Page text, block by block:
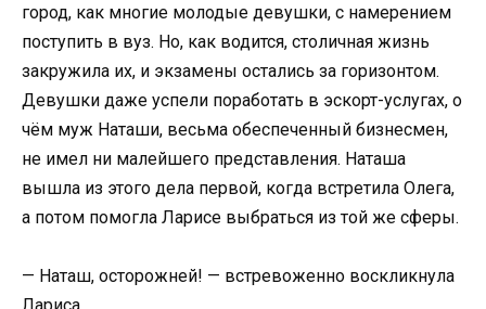
город, как многие молодые девушки, с намерением
поступить в вуз. Но, как водится, столичная жизнь
закружила их, и экзамены остались за горизонтом.
Девушки даже успели поработать в эскорт-услугах, о
чём муж Наташи, весьма обеспеченный бизнесмен,
не имел ни малейшего представления. Наташа
вышла из этого дела первой, когда встретила Олега,
а потом помогла Ларисе выбраться из той же сферы.
— Наташ, осторожней! — встревоженно воскликнула